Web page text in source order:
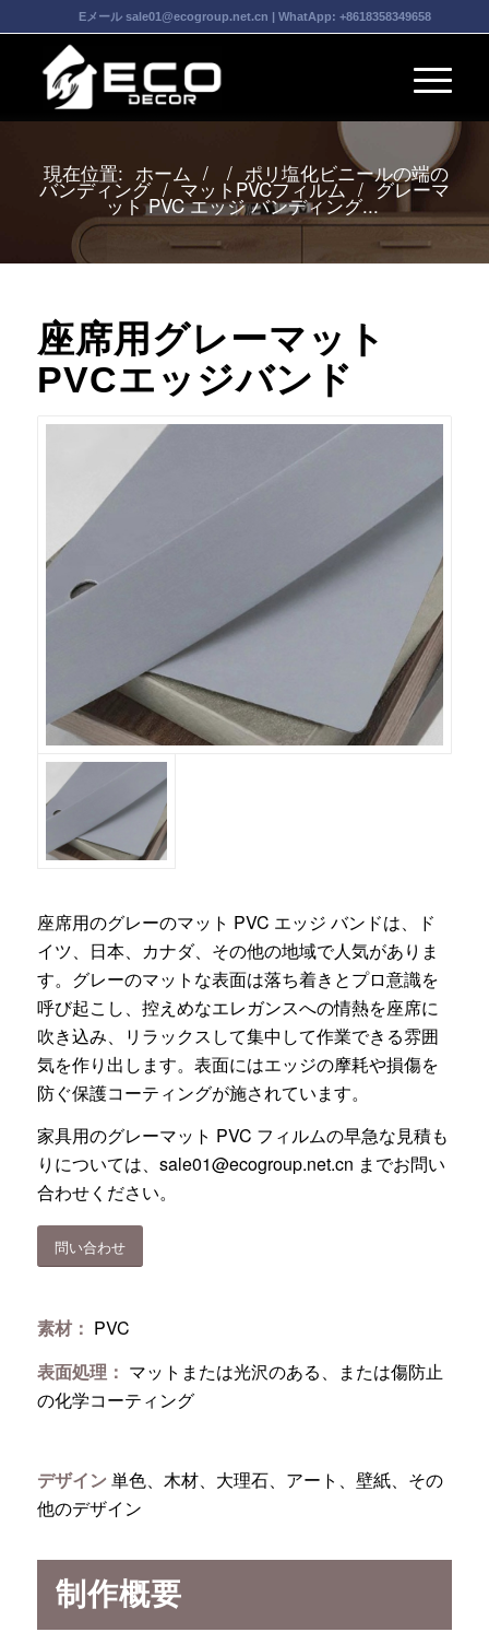
Eメールsale01@ecogroup.net.cn | WhatApp:+8618358349658
現在位置: ホーム / / ポリ塩化ビニールの端の
バンディング / マットPVCフィルム / グレーマ
ット PVC エッジ バンディング...
座席用グレーマット
PVCエッジバンド
座席用のグレーのマット PVC エッジ バンドは、ド
イツ、日本、カナダ、その他の地域で人気がありま
す。グレーのマットな表面は落ち着きとプロ意識を
呼び起こし、控えめなエレガンスへの情熱を座席に
吹き込み、リラックスして集中して作業できる雰囲
気を作り出します。表面にはエッジの摩耗や損傷を
防ぐ保護コーティングが施されています。
家具用のグレーマット PVC フィルムの早急な見積も
りについては、 sale01@ecogroup.net.cn までお問い
合わせください。
問い合わせ
素材： PVC
表面処理： マットまたは光沢のある、または傷防止
の化学コーティング
デザイン 単色、木材、大理石、アート、壁紙、その
他のデザイン
制作概要